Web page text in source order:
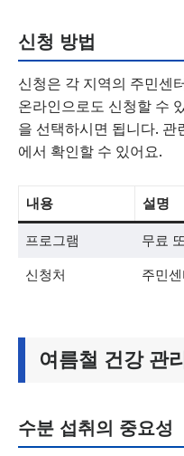
신청 방법
신청은 각 지역의 주민센
온라인으로도 신청할 수
을 선택하시면 됩니다. 관
에서 확인할 수 있어요.
내용 설명
프로그램 무료
신청처 주민
여름철 건강 관
수분 섭취의 중요성